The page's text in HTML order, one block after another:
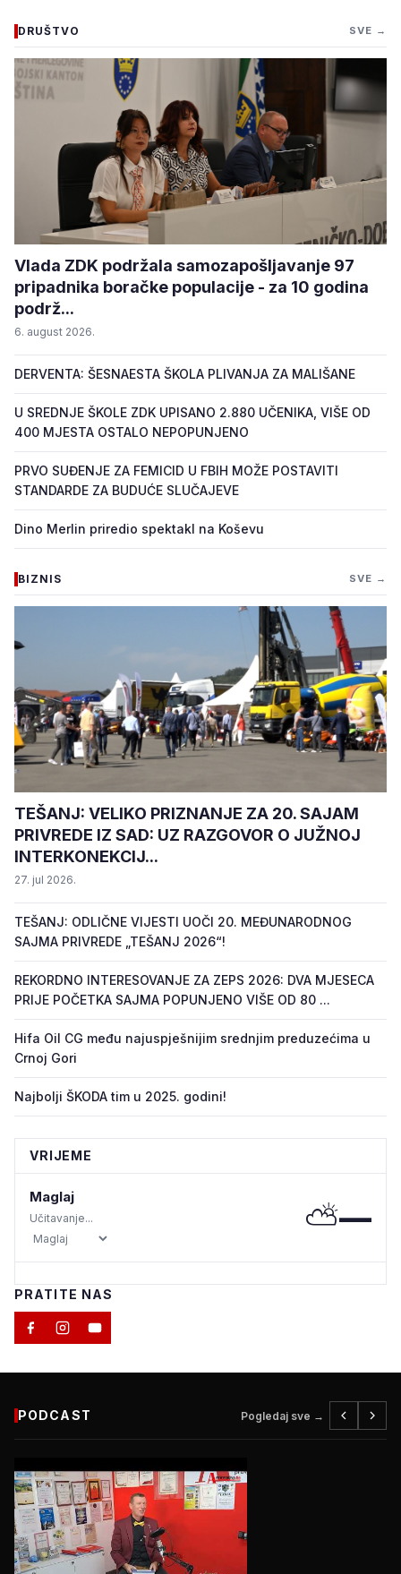
DRUŠTVO SVE →
Vlada ZDK podržala samozapošljavanje 97
pripadnika boračke populacije - za 10 godina
podrž...
6. august 2026.
DERVENTA: ŠESNAESTA ŠKOLA PLIVANJA ZA MALIŠANE
U SREDNJE ŠKOLE ZDK UPISANO 2.880 UČENIKA, VIŠE OD
400 MJESTA OSTALO NEPOPUNJENO
PRVO SUĐENJE ZA FEMICID U FBIH MOŽE POSTAVITI
STANDARDE ZA BUDUĆE SLUČAJEVE
Dino Merlin priredio spektakl na Koševu
BIZNIS SVE →
TEŠANJ: VELIKO PRIZNANJE ZA 20. SAJAM
PRIVREDE IZ SAD: UZ RAZGOVOR O JUŽNOJ
INTERKONEKCIJ...
27. jul 2026.
TEŠANJ: ODLIČNE VIJESTI UOČI 20. MEĐUNARODNOG
SAJMA PRIVREDE „TEŠANJ 2026“!
REKORDNO INTERESOVANJE ZA ZEPS 2026: DVA MJESECA
PRIJE POČETKA SAJMA POPUNJENO VIŠE OD 80 ...
Hifa Oil CG među najuspješnijim srednjim preduzećima u
Crnoj Gori
Najbolji ŠKODA tim u 2025. godini!
VRIJEME
Maglaj
Učitavanje... ⛅—
PRATITE NAS
PODCAST Pogledaj sve →